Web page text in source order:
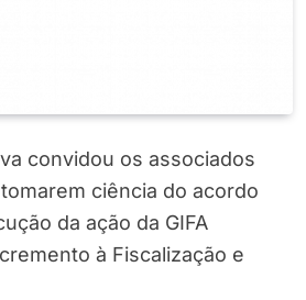
convidou os associados
ciência do acordo
da ação da GIFA
à Fiscalização e